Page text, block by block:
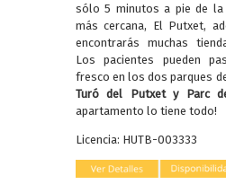
sólo 5 minutos a pie de la
más cercana, El Putxet,
encontrarás muchas
Los pacientes pueden
fresco en los dos parques
Turó del Putxet y Parc
apartamento lo tiene todo!
Licencia: HUTB-003333